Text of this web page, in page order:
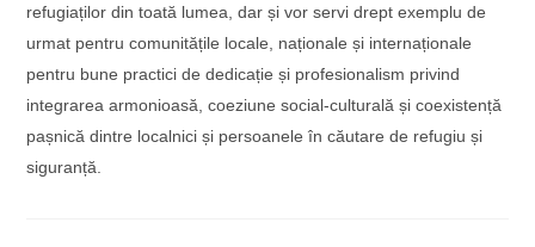
refugiaților din toată lumea, dar și vor servi drept exemplu de
urmat pentru comunitățile locale, naționale și internaționale
pentru bune practici de dedicație și profesionalism privind
integrarea armonioasă, coeziune social-culturală și coexistență
pașnică dintre localnici și persoanele în căutare de refugiu și
siguranță.